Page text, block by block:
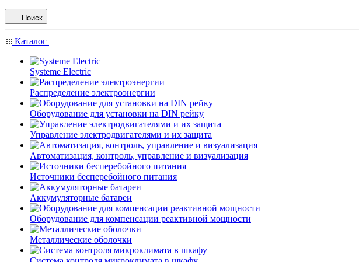
Поиск
Каталог
Systeme Electric
Распределение электроэнергии
Оборудование для установки на DIN рейку
Управление электродвигателями и их защита
Автоматизация, контроль, управление и визуализация
Источники бесперебойного питания
Аккумуляторные батареи
Оборудование для компенсации реактивной мощности
Металлические оболочки